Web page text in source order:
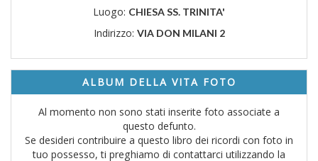
Luogo: CHIESA SS. TRINITA'
Indirizzo: VIA DON MILANI 2
ALBUM DELLA VITA FOTO
Al momento non sono stati inserite foto associate a
questo defunto.
Se desideri contribuire a questo libro dei ricordi con foto in
tuo possesso, ti preghiamo di contattarci utilizzando la